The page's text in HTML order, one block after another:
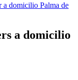
a domicilio Palma de
a domicilio